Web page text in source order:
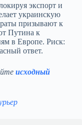
экспорт и
украинскую
призывают к
Путина к
в Европе. Риск:
ответ.
исходный